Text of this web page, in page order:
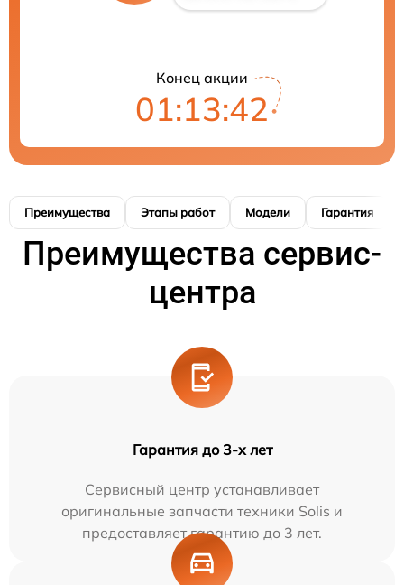
Конец акции
01:13:41
Преимущества Этапы работ Модели Гарантия
Преимущества сервис-
центра
Гарантия до 3-х лет
Сервисный центр устанавливает
оригинальные запчасти техники Solis и
предоставляет гарантию до 3 лет.